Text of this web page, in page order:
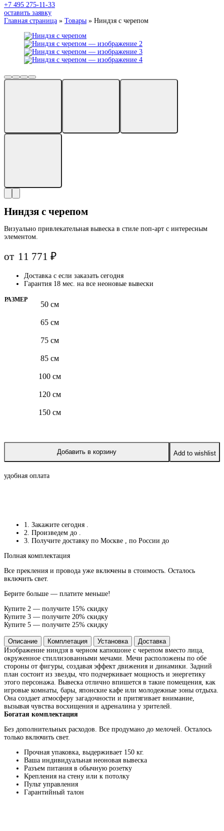
+7 495 275-11-33
оставить заявку
Главная страница » Товары » Ниндзя с черепом
Ниндзя с черепом
Визуально привлекательная вывеска в стиле поп-арт с интересным
элементом.
от 11 771₽
Доставка с если заказать сегодня
Гарантия 18 мес. на все неоновые вывески
РАЗМЕР
50 см
65 см
75 см
85 см
100 см
120 см
150 см
Добавить в корзину Add to wishlist
удобная оплата
1. Закажите сегодня
2. Произведем до
3. Получите доставку по Москве
, по России до
Полная комплектация
Все прекления и провода уже включены в стоимость. Осталось
включить свет.
Берите больше — платите меньше!
Купите 2 — получите 15% скидку
Купите 3 — получите 20% скидку
Купите 5 — получите 25% скидку
Описание Комплетация Установка
Доставка
Изображение ниндзя в черном капюшоне с черепом вместо лица,
окруженное стиллизованными мечами. Мечи расположены по обе
стороны от фигуры, создавая эффект движения и динамики. Задний
план состоит из звезды, что подчеркивает мощность и энергетику
этого персонажа. Вывеска отлично впишется в такие помещения, как
игровые комнаты, бары, японские кафе или молодежные зоны отдыха.
Она создает атмосферу загадочности и притягивает внимание,
вызывая чувства восхищения и адреналина у зрителей.
Богатая комплектация
Без дополнительных расходов. Все продумано до мелочей. Осталось
только включить свет.
Прочная упаковка, выдерживает 150 кг.
Ваша индивидуальная неоновая вывеска
Разъем питания в обычную розетку
Крепления на стену или к потолку
Пульт управления
Гарантийный талон